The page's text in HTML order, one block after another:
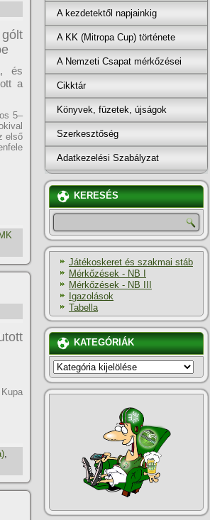
és
a
5–
első
MK
,
A kezdetektől napjainkig
A KK (Mitropa Cup) története
A Nemzeti Csapat mérkőzései
Cikktár
Könyvek, füzetek, újságok
Szerkesztőség
Adatkezelési Szabályzat
KERESÉS
Játékoskeret és szakmai stáb
Mérkőzések - NB I
Mérkőzések - NB III
Igazolások
Tabella
KATEGÓRIÁK
KATEGÓRIÁK